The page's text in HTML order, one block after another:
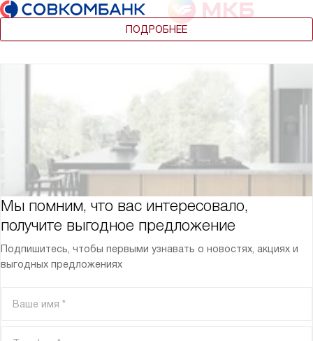
ПОДРОБНЕЕ
Мы помним, что вас интересовало,
получите выгодное предложение
Подпишитесь, чтобы первыми узнавать о новостях, акциях и
выгодных предложениях